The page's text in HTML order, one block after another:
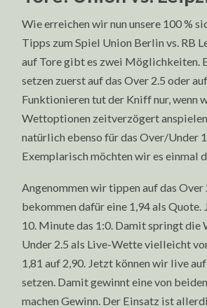
Wie erreichen wir nun unsere 100 %
Tipps zum Spiel Union Berlin vs. RB
auf Tore gibt es zwei Möglichkeiten.
setzen zuerst auf das Over 2.5 oder
Funktionieren tut der Kniff nur, wenn
Wettoptionen zeitverzögert
natürlich ebenso für das Over/Under
Exemplarisch möchten wir es einmal
Angenommen wir tippen auf das Over
bekommen dafür eine 1,94 als
10. Minute das 1:0. Damit springt die
Under 2.5 als Live-Wette vielleicht
1,81 auf 2,90. Jetzt können wir live
setzen. Damit gewinnt eine von
machen Gewinn. Der Einsatz ist